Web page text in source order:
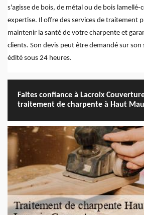
s'agisse de bois, de métal ou de bois lamellé-
expertise. Il offre des services de traitement
maintenir la santé de votre charpente et
clients. Son devis peut être demandé sur
édité sous 24 heures.
Faites confiance à Lacroix
traitement de charpente à Haut